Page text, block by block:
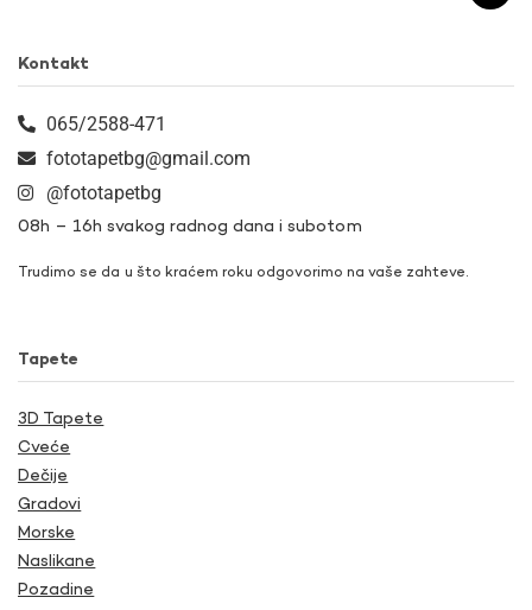
Kontakt
065/2588-471
fototapetbg@gmail.com
@fototapetbg
08h – 16h svakog radnog dana i subotom
Trudimo se da u što kraćem roku odgovorimo na vaše zahteve.
Tapete
3D Tapete
Cveće
Dečije
Gradovi
Morske
Naslikane
Pozadine